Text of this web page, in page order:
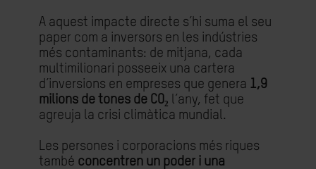
A aquest impacte directe s’hi suma el seu
paper com a inversors en les indústries
més contaminants: de mitjana, cada
multimilionari posseeix una cartera
d’inversions en empreses que genera 1,9
milions de tones de CO₂ l’any, fet que
agreuja la crisi climàtica mundial.
Les persones i corporacions més riques
també concentren un poder i una